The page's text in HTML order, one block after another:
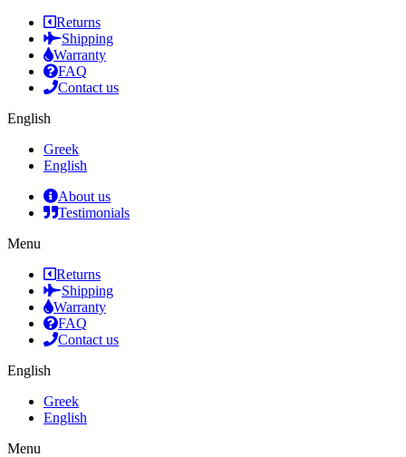
Returns
Shipping
Warranty
FAQ
Contact us
English
Greek
English
About us
Testimonials
Menu
Returns
Shipping
Warranty
FAQ
Contact us
English
Greek
English
Menu